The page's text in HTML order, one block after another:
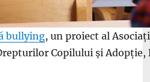
bullying, un proiect al
Copilului și